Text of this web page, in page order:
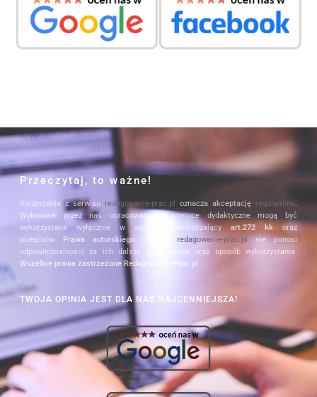
Przeczytaj, to ważne!
Korzystanie z serwisu redagowanie-prac.pl oznacza akceptację regulaminu.
Wykonane przez nas opracowania i pomoce dydaktyczne mogą być
wykorzystane wyłącznie w sposób nienaruszającyart.272 kkoraz
przepisów Prawa autorskiego. Serwis redagowanie-prac.pl nie ponosi
odpowiedzialności za ich dalsze użytkowanie oraz sposób wykorzystania.
Wszelkie prawa zastrzeżone Redagowanie-Prac.pl
TWOJA OPINIA JEST DLA NAS NAJCENNIEJSZA!